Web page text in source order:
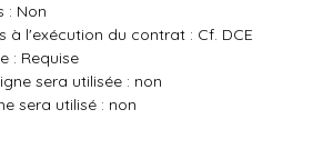
: Non
à l'exécution du contrat : Cf. DCE
: Requise
sera utilisée : non
sera utilisé : non